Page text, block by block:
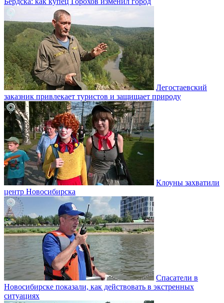
Легостаевский
заказник привлекает туристов и защищает природу
Клоуны захватили
центр Новосибирска
Спасатели в
Новосибирске показали, как действовать в экстренных
ситуациях